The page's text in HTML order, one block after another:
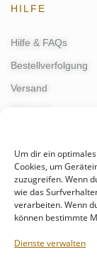
Um dir ein
Cookies, um
zuzugreifen. Wenn
wie das
verarbeiten. Wenn
können bestimmte
Dienste verwalten
HILFE
Hilfe & FAQs
Bestellverfolgung
Versand
KONTAKT
+49 176 - 55499821